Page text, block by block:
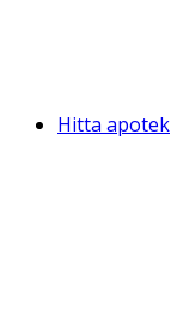
Hitta apotek